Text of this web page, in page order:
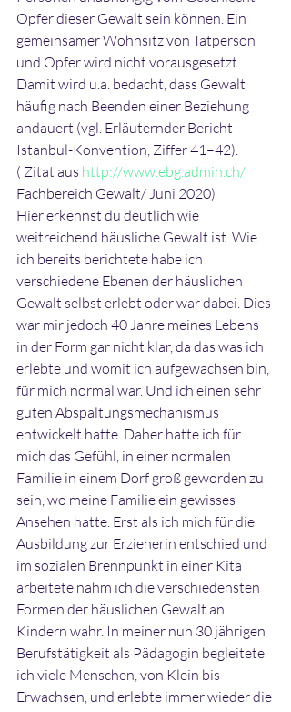
Opfer dieser Gewalt sein können. Ein
gemeinsamer Wohnsitz von Tatperson
und Opfer wird nicht vorausgesetzt.
Damit wird u.a. bedacht, dass Gewalt
häufig nach Beenden einer Beziehung
andauert (vgl. Erläuternder Bericht
Istanbul-Konvention, Ziffer 41–42).
( Zitat aus http://www.ebg.admin.ch/
Fachbereich Gewalt/ Juni 2020)
Hier erkennst du deutlich wie
weitreichend häusliche Gewalt ist. Wie
ich bereits berichtete habe ich
verschiedene Ebenen der häuslichen
Gewalt selbst erlebt oder war dabei. Dies
war mir jedoch 40 Jahre meines Lebens
in der Form gar nicht klar, da das was ich
erlebte und womit ich aufgewachsen bin,
für mich normal war. Und ich einen sehr
guten Abspaltungsmechanismus
entwickelt hatte. Daher hatte ich für
mich das Gefühl, in einer normalen
Familie in einem Dorf groß geworden zu
sein, wo meine Familie ein gewisses
Ansehen hatte. Erst als ich mich für die
Ausbildung zur Erzieherin entschied und
im sozialen Brennpunkt in einer Kita
arbeitete nahm ich die verschiedensten
Formen der häuslichen Gewalt an
Kindern wahr. In meiner nun 30 jährigen
Berufstätigkeit als Pädagogin begleitete
ich viele Menschen, von Klein bis
Erwachsen, und erlebte immer wieder die